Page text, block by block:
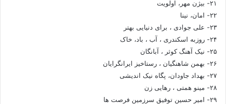
۲۱- بیژن مهر، اولویت
۲۲- امان، نینا
۲۳- علی جوادی ، برای دنیایی بهتر
۲۴- روزبه اسکندری ، آب ، باد، خاک
۲۵- نیک آهنگ کوثر ، آبانگان
۲۶- بهمن شاهنگیان ، رستاخیز ایرانگرایان
۲۷- بهداد جاودان، پگاه نیک اندیشی
۲۸- مینو همتی ، رهایی زن
۲۹- امیر حسین توفیق سرزمین فرصت ها